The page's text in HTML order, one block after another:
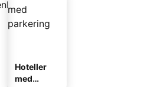
Hoteller
med